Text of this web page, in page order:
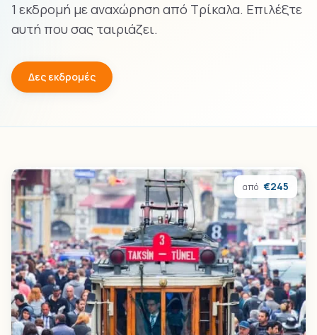
1 εκδρομή με αναχώρηση από Τρίκαλα. Επιλέξτε
αυτή που σας ταιριάζει.
Δες εκδρομές
από €245